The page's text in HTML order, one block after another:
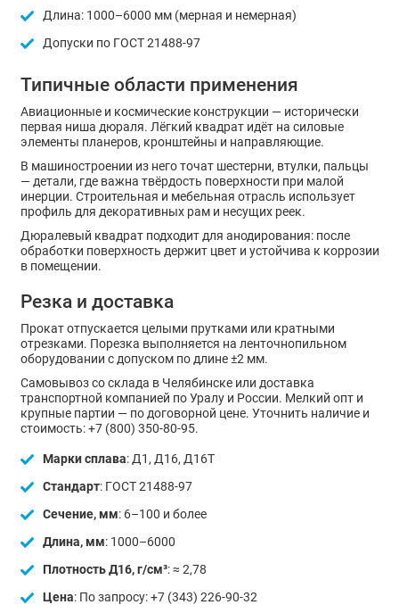
Длина: 1000–6000 мм (мерная и немерная)
Допуски по ГОСТ 21488-97
Типичные области применения
Авиационные и космические конструкции — исторически
первая ниша дюраля. Лёгкий квадрат идёт на силовые
элементы планеров, кронштейны и направляющие.
В машиностроении из него точат шестерни, втулки, пальцы
— детали, где важна твёрдость поверхности при малой
инерции. Строительная и мебельная отрасль использует
профиль для декоративных рам и несущих реек.
Дюралевый квадрат подходит для анодирования: после
обработки поверхность держит цвет и устойчива к коррозии
в помещении.
Резка и доставка
Прокат отпускается целыми прутками или кратными
отрезками. Порезка выполняется на ленточнопильном
оборудовании с допуском по длине ±2 мм.
Самовывоз со склада в Челябинске или доставка
транспортной компанией по Уралу и России. Мелкий опт и
крупные партии — по договорной цене. Уточнить наличие и
стоимость: +7 (800) 350-80-95.
Марки сплава: Д1, Д16, Д16Т
Стандарт: ГОСТ 21488-97
Сечение, мм: 6–100 и более
Длина, мм: 1000–6000
Плотность Д16, г/см³: ≈ 2,78
Цена: По запросу: +7 (343) 226-90-32